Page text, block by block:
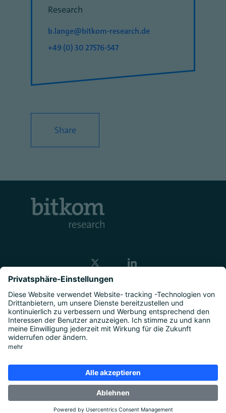
Research
b.lange@bitkom-research.de
+49 (0) 30 27576-547
Share
Kontakt
Unternehmen
Datenschutz|Cookie-
Einstellungen